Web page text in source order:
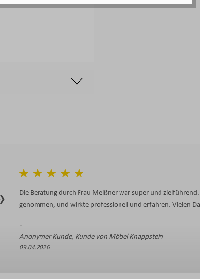
Die Beratung durch Frau Meißner war super und zielführend.
genommen, und wirkte professionell und erfahren. Vielen
Anonymer Kunde, Kunde von Möbel Knappstein
09.04.2026